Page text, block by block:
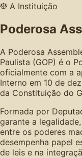
A Instituição
Poderosa
A Poderosa
Paulista (GOP) é o
oficialmente com a
Interno em 10 de
da Constituição do
Formada por
garante a
entre os poderes
desempenha papel
de leis e na